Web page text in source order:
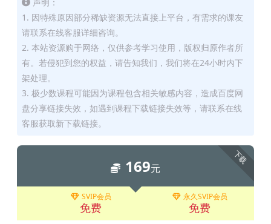
1. 因特殊原因部分稀缺资源无法直接上平台，有需求的课友
请联系在线客服详细咨询。
2. 本站资源购于网络，仅供参考学习使用，版权归原作者所
有。若侵犯到您的权益，请告知我们，我们将在24小时内下
架处理。
3. 极少数课程可能因为课程包含相关敏感内容，造成百度网
盘分享链接失效，如遇到课程下载链接失效等，请联系在线
客服获取新下载链接。
下载
169元
SVIP会员
免费
永久SVIP会员
免费